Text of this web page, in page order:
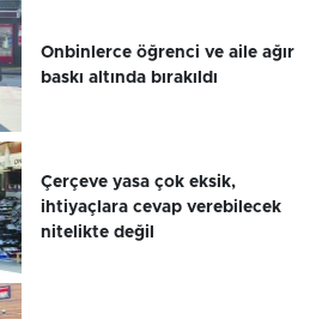
Onbinlerce öğrenci ve aile ağır
baskı altında bırakıldı
Çerçeve yasa çok eksik,
ihtiyaçlara cevap verebilecek
nitelikte değil